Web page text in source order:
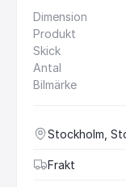
Dimension
Produkt
Skick
Antal
Bilmärke
Stockholm,
Frakt